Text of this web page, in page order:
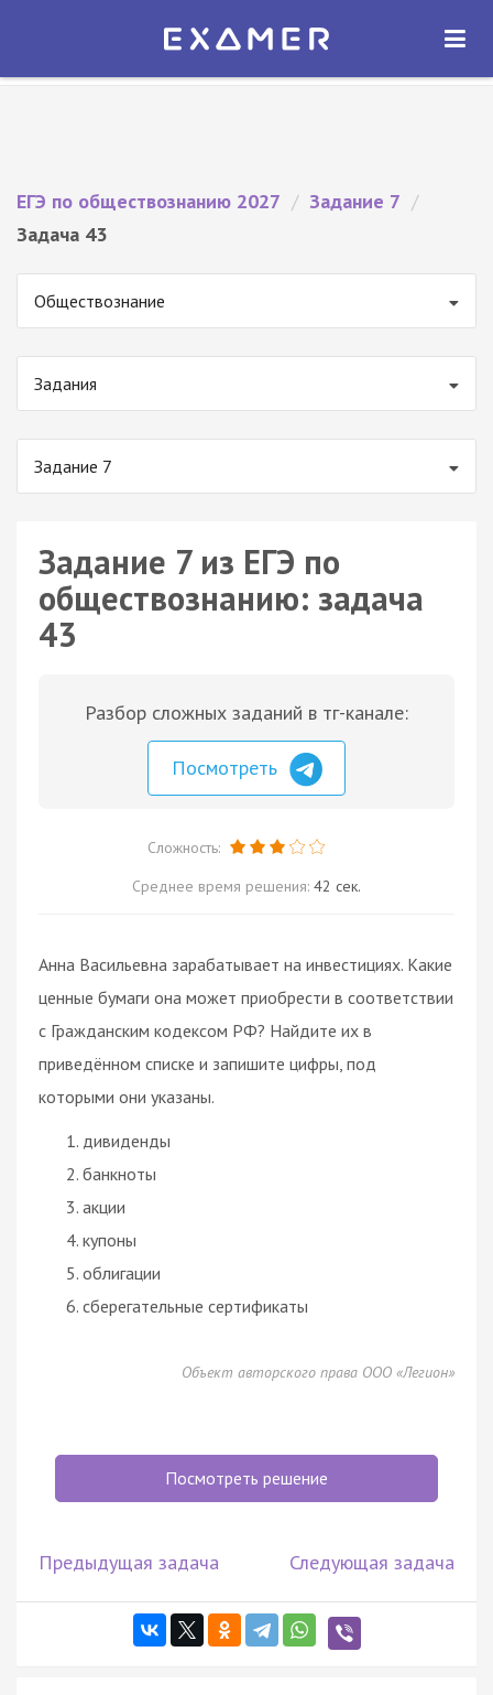
Экзамер — ЕГЭ 2027
ОТКРЫТЬ
ЕГЭ по обществознанию 2027 / Задание 7 /
Задача 43
Обществознание
Задания
Задание 7
Задание 7 из ЕГЭ по
обществознанию: задача
43
Разбор сложных заданий в тг-канале:
Посмотреть
Сложность:
Среднее время решения: 42 сек.
Анна Васильевна зарабатывает на инвестициях. Какие
ценные бумаги она может приобрести в соответствии
с Гражданским кодексом РФ? Найдите их в
приведённом списке и запишите цифры, под
которыми они указаны.
дивиденды
банкноты
акции
купоны
облигации
сберегательные сертификаты
Объект авторского права ООО «Легион»
Посмотреть решение
Предыдущая задача Следующая задача